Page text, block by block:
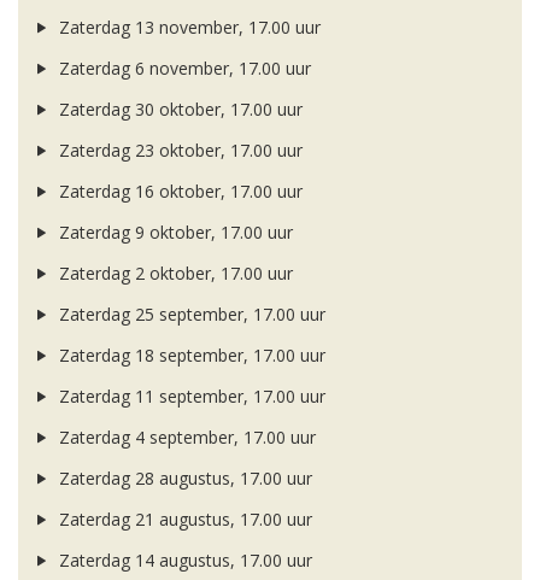
Zaterdag 13 november, 17.00 uur
Zaterdag 6 november, 17.00 uur
Zaterdag 30 oktober, 17.00 uur
Zaterdag 23 oktober, 17.00 uur
Zaterdag 16 oktober, 17.00 uur
Zaterdag 9 oktober, 17.00 uur
Zaterdag 2 oktober, 17.00 uur
Zaterdag 25 september, 17.00 uur
Zaterdag 18 september, 17.00 uur
Zaterdag 11 september, 17.00 uur
Zaterdag 4 september, 17.00 uur
Zaterdag 28 augustus, 17.00 uur
Zaterdag 21 augustus, 17.00 uur
Zaterdag 14 augustus, 17.00 uur